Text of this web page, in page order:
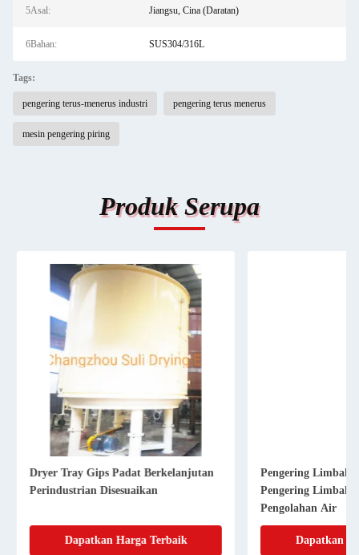
5Asal: Jiangsu, Cina (Daratan)
6Bahan: SUS304/316L
Tags:
pengering terus-menerus industri pengering terus menerus
mesin pengering piring
Produk Serupa
Dryer Tray Gips Padat Berkelanjutan
Perindustrian Disesuaikan
Dapatkan Harga Terbaik
Pengering Limbah
Pengering Limbah
Pengolahan Air
Dapatkan